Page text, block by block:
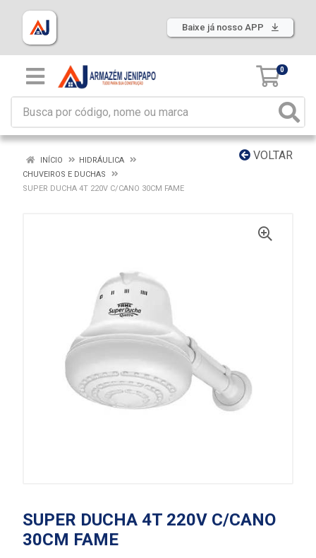
Baixe já nosso APP
0
VOLTAR
INÍCIO
HIDRÁULICA
CHUVEIROS E DUCHAS
SUPER DUCHA 4T 220V C/CANO 30CM FAME
SUPER DUCHA 4T 220V C/CANO
30CM FAME